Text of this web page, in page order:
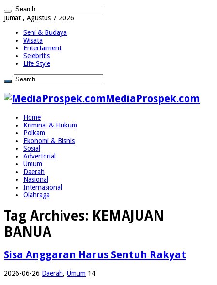
Jumat , Agustus 7 2026
Seni & Budaya
Wisata
Entertaiment
Selebritis
Life Style
MediaProspek.com
Home
Kriminal & Hukum
Polkam
Ekonomi & Bisnis
Sosial
Advertorial
Umum
Daerah
Nasional
Internasional
Olahraga
Tag Archives: KEMAJUAN
BANUA
Sisa Anggaran Harus Sentuh Rakyat
2026-06-26 Daerah, Umum 14